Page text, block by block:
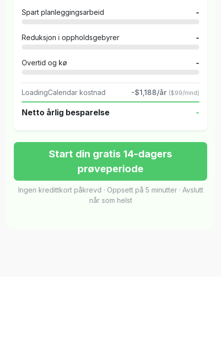
Spart planleggingsarbeid -
Reduksjon i oppholdsgebyrer -
Overtid og kø -
LoadingCalendar kostnad -$1,188/år ($99/mnd)
Netto årlig besparelse -
Start din gratis 14-dagers
prøveperiode
Ingen kredittkort påkrevd · Oppsett på 5 minutter · Avslutt
når som helst